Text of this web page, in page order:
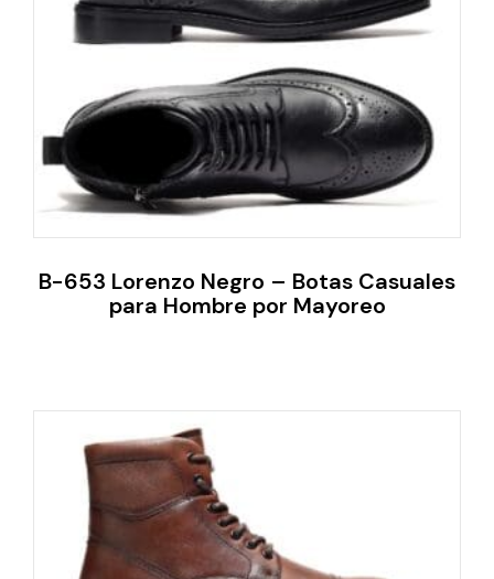
B-653 Lorenzo Negro – Botas Casuales
para Hombre por Mayoreo